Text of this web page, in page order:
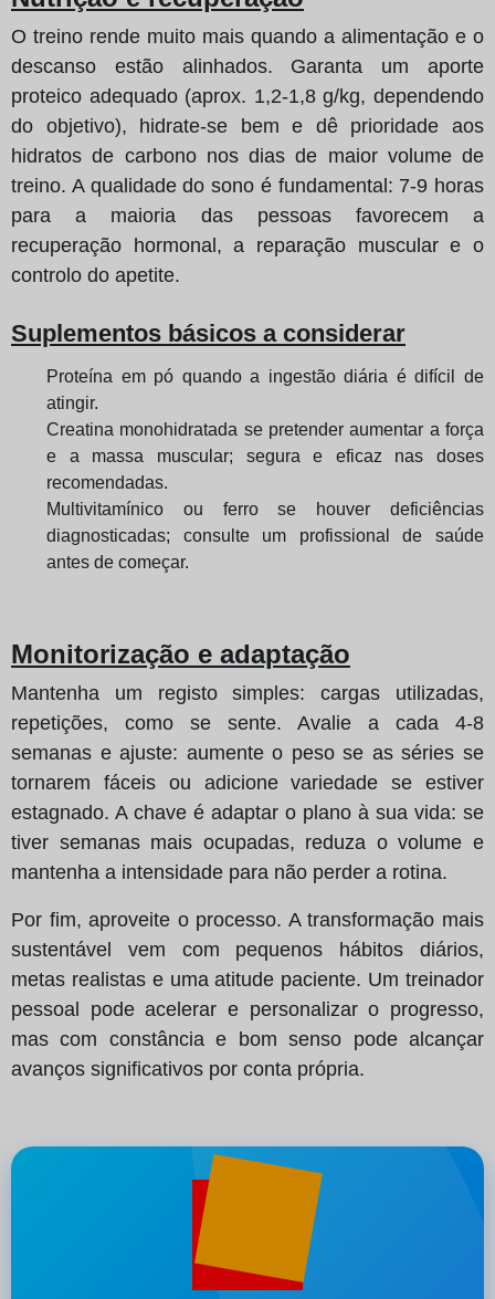
O treino rende muito mais quando a alimentação e o
descanso estão alinhados. Garanta um aporte
proteico adequado (aprox. 1,2-1,8 g/kg, dependendo
do objetivo), hidrate-se bem e dê prioridade aos
hidratos de carbono nos dias de maior volume de
treino. A qualidade do sono é fundamental: 7-9 horas
para a maioria das pessoas favorecem a
recuperação hormonal, a reparação muscular e o
controlo do apetite.
Suplementos básicos a considerar
Proteína em pó quando a ingestão diária é difícil de
atingir.
Creatina monohidratada se pretender aumentar a força
e a massa muscular; segura e eficaz nas doses
recomendadas.
Multivitamínico ou ferro se houver deficiências
diagnosticadas; consulte um profissional de saúde
antes de começar.
Monitorização e adaptação
Mantenha um registo simples: cargas utilizadas,
repetições, como se sente. Avalie a cada 4-8
semanas e ajuste: aumente o peso se as séries se
tornarem fáceis ou adicione variedade se estiver
estagnado. A chave é adaptar o plano à sua vida: se
tiver semanas mais ocupadas, reduza o volume e
mantenha a intensidade para não perder a rotina.
Por fim, aproveite o processo. A transformação mais
sustentável vem com pequenos hábitos diários,
metas realistas e uma atitude paciente. Um treinador
pessoal pode acelerar e personalizar o progresso,
mas com constância e bom senso pode alcançar
avanços significativos por conta própria.